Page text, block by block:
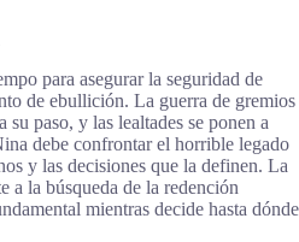
para asegurar la seguridad de
de ebullición. La guerra de gremios
su paso, y las lealtades se ponen a
debe confrontar el horrible legado
y las decisiones que la definen. La
a la búsqueda de la redención
mientras decide hasta dónde